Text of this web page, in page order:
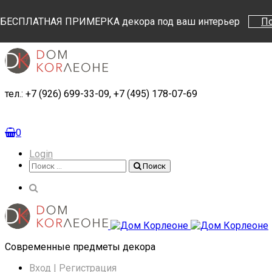
БЕСПЛАТНАЯ ПРИМЕРКА декора под ваш интерьер
тел.: +7 (926) 699-33-09, +7 (495) 178-07-69
0
Login
Поиск
Поиск
Cовременные предметы декора
Вход | Регистрация